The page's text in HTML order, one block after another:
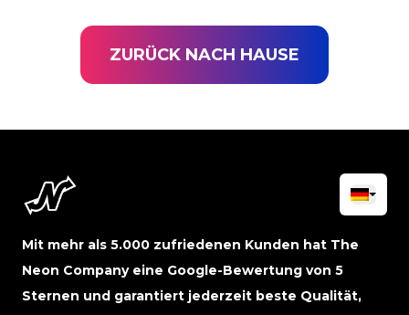
ZURÜCK NACH HAUSE
Mit mehr als 5.000 zufriedenen Kunden hat The
Neon Company eine Google-Bewertung von 5
Sternen und garantiert jederzeit beste Qualität,